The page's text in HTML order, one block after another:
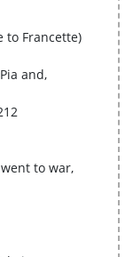
to Francette)
and,
to war,